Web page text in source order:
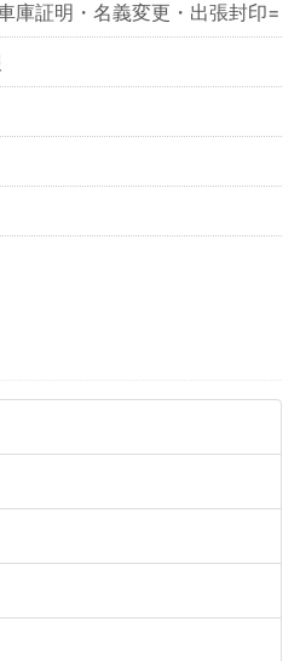
証明・名義変更・出張封印=